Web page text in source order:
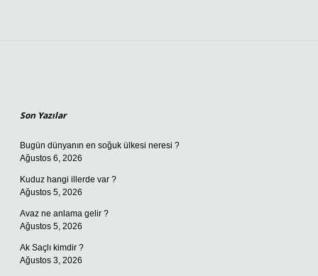
Son Yazılar
Bugün dünyanın en soğuk ülkesi neresi ?
Ağustos 6, 2026
Kuduz hangi illerde var ?
Ağustos 5, 2026
Avaz ne anlama gelir ?
Ağustos 5, 2026
Ak Saçlı kimdir ?
Ağustos 3, 2026